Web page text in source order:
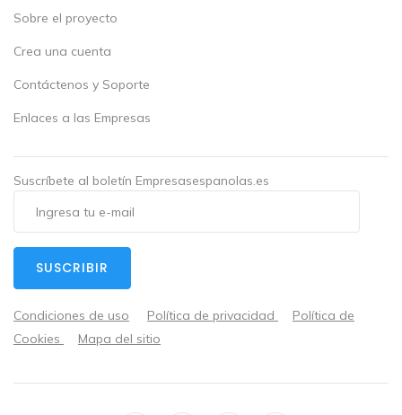
Sobre el proyecto
Crea una cuenta
Contáctenos y Soporte
Enlaces a las Empresas
Suscríbete al boletín Empresasespanolas.es
Condiciones de uso Política de privacidad
Política de
Cookies
Mapa del sitio
SUSCRIBIR